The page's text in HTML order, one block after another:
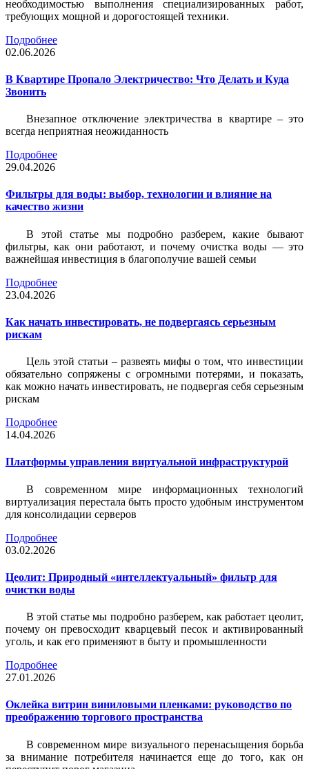
необходимостью выполнения специализированных работ,
требующих мощной и дорогостоящей техники.
Подробнее
02.06.2026
В Квартире Пропало Электричество: Что Делать и Куда
Звонить
Внезапное отключение электричества в квартире – это
всегда неприятная неожиданность
Подробнее
29.04.2026
Фильтры для воды: выбор, технологии и влияние на
качество жизни
В этой статье мы подробно разберем, какие бывают
фильтры, как они работают, и почему очистка воды — это
важнейшая инвестиция в благополучие вашей семьи
Подробнее
23.04.2026
Как начать инвестировать, не подвергаясь серьезным
рискам
Цель этой статьи – развеять мифы о том, что инвестиции
обязательно сопряжены с огромными потерями, и показать,
как можно начать инвестировать, не подвергая себя серьезным
рискам
Подробнее
14.04.2026
Платформы управления виртуальной инфраструктурой
В современном мире информационных технологий
виртуализация перестала быть просто удобным инструментом
для консолидации серверов
Подробнее
03.02.2026
Цеолит: Природный «интеллектуальный» фильтр для
очистки воды
В этой статье мы подробно разберем, как работает цеолит,
почему он превосходит кварцевый песок и активированный
уголь, и как его применяют в быту и промышленности
Подробнее
27.01.2026
Оклейка витрин виниловыми пленками: руководство по
преображению торгового пространства
В современном мире визуального перенасыщения борьба
за внимание потребителя начинается еще до того, как он